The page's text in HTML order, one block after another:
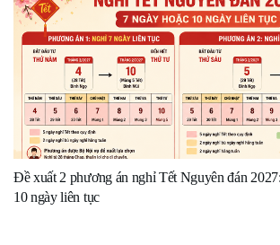
Đề xuất 2 phương án nghỉ Tết Nguyên đán
10 ngày liên tục